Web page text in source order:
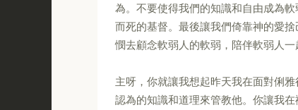
為。不要使得我們的知識和自由成為
而死的基督。最後讓我們倚靠神的愛
憫去顧念軟弱人的軟弱，陪伴軟弱人
主呀，你就讓我想起昨天我在面對俐
認為的知識和道理來管教他。你讓我